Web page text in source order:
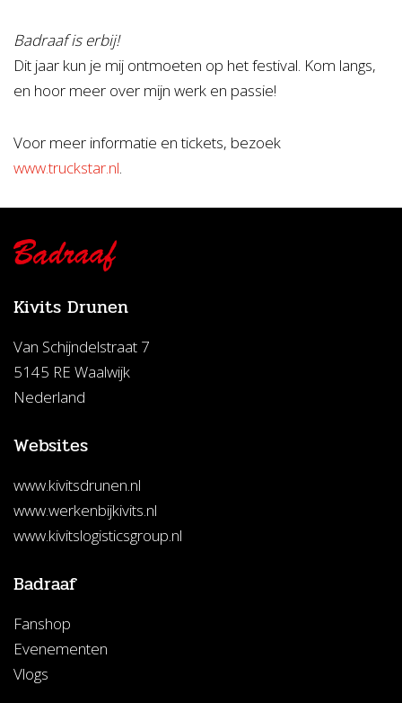
Badraaf is erbij!
Dit jaar kun je mij ontmoeten op het festival. Kom langs,
en hoor meer over mijn werk en passie!
Voor meer informatie en tickets, bezoek
www.truckstar.nl.
Kivits Drunen
Van Schijndelstraat 7
5145 RE Waalwijk
Nederland
Websites
www.kivitsdrunen.nl
www.werkenbijkivits.nl
www.kivitslogisticsgroup.nl
Badraaf
Fanshop
Evenementen
Vlogs